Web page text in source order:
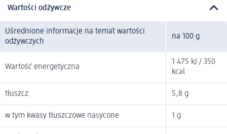
Wartości odżywcze
Uśrednione informacje na temat wartości
odżywczych
na 100 g
Wartość energetyczna
1 475 kJ / 350
kcal
tłuszcz 5,8 g
w tym kwasy tłuszczowe nasycone 1 g